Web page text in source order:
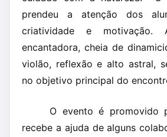
prendeu a atenção dos
criatividade e
encantadora, cheia de
violão, reflexão e alto astral,
no objetivo principal do
O evento é promovido
recebe a ajuda de alguns